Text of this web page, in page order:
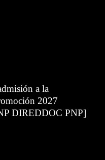
a la
2027
DIREDDOC PNP]